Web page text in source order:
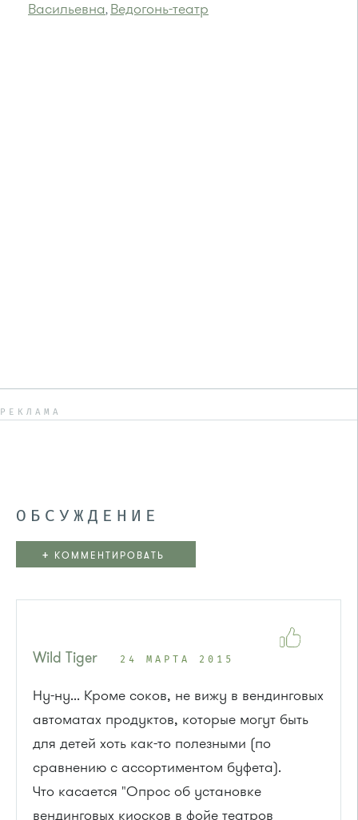
Васильевна, Ведогонь-театр
РЕКЛАМА
ОБСУЖДЕНИЕ
+ КОММЕНТИРОВАТЬ
Wild Tiger 24 МАРТА 2015
Ну-ну... Кроме соков, не вижу в вендинговых
автоматах продуктов, которые могут быть
для детей хоть как-то полезными (по
сравнению с ассортиментом буфета).
Что касается "Опрос об установке
вендинговых киосков в фойе театров